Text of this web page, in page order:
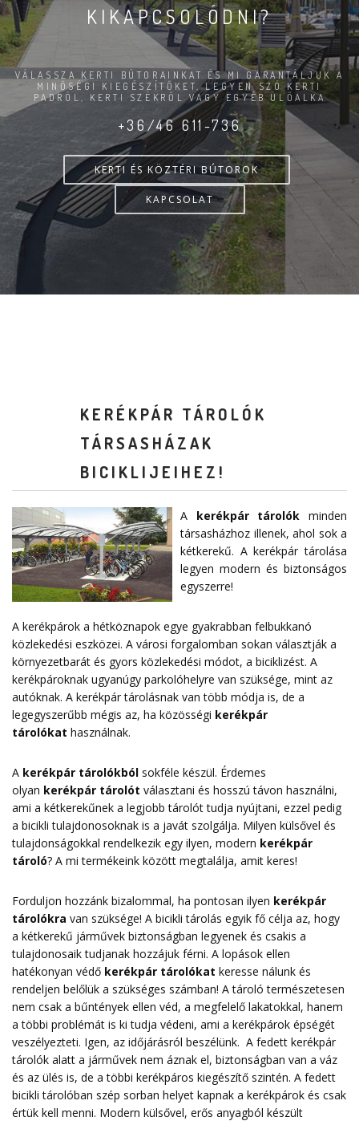
KIKAPCSOLÓDNI?
VÁLASSZA KERTI BÚTORAINKAT ÉS MI GARANTÁLJUK A
MINŐSÉGI KIEGÉSZÍTŐKET, LEGYEN SZÓ KERTI
PADRÓL, KERTI SZÉKRŐL VAGY EGYÉB ÜLŐALKA
+36/46 611-736
KERTI ÉS KÖZTÉRI BÚTOROK
KAPCSOLAT
KERÉKPÁR TÁROLÓK
TÁRSASHÁZAK
BICIKLIJEIHEZ!
A kerékpár tárolók minden
társasházhoz illenek, ahol sok a
kétkerekű. A kerékpár tárolása
legyen modern és biztonságos
egyszerre!
A kerékpárok a hétköznapok egye gyakrabban felbukkanó
közlekedési eszközei. A városi forgalomban sokan választják a
környezetbarát és gyors közlekedési módot, a biciklizést. A
kerékpároknak ugyanúgy parkolóhelyre van szüksége, mint az
autóknak. A kerékpár tárolásnak van több módja is, de a
legegyszerűbb mégis az, ha közösségi kerékpár
tárolókat használnak.
A kerékpár tárolókból sokféle készül. Érdemes
olyan kerékpár tárolót választani és hosszú távon használni,
ami a kétkerekűnek a legjobb tárolót tudja nyújtani, ezzel pedig
a bicikli tulajdonosoknak is a javát szolgálja. Milyen külsővel és
tulajdonságokkal rendelkezik egy ilyen, modern kerékpár
tároló? A mi termékeink között megtalálja, amit keres!
Forduljon hozzánk bizalommal, ha pontosan ilyen kerékpár
tárolókra van szüksége! A bicikli tárolás egyik fő célja az, hogy
a kétkerekű járművek biztonságban legyenek és csakis a
tulajdonosaik tudjanak hozzájuk férni. A lopások ellen
hatékonyan védő kerékpár tárolókat keresse nálunk és
rendeljen belőlük a szükséges számban! A tároló természetesen
nem csak a bűntények ellen véd, a megfelelő lakatokkal, hanem
a többi problémát is ki tudja védeni, ami a kerékpárok épségét
veszélyezteti. Igen, az időjárásról beszélünk. A fedett kerékpár
tárolók alatt a járművek nem áznak el, biztonságban van a váz
és az ülés is, de a többi kerékpáros kiegészítő szintén. A fedett
bicikli tárolóban szép sorban helyet kapnak a kerékpárok és csak
értük kell menni. Modern külsővel, erős anyagból készült